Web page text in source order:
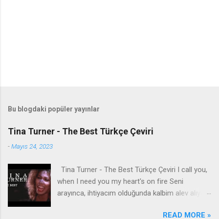
Bu blogdaki popüler yayınlar
Tina Turner - The Best Türkçe Çeviri
-Mayıs 24, 2023
Tina Turner - The Best Türkçe Çeviri I call you,
when I need you my heart's on fire Seni
arayınca, ihtiyacım olduğunda kalbim alev alıyor
Bana geliyorsun, bana geliyorsun, vahşi vahşi
READ MORE »